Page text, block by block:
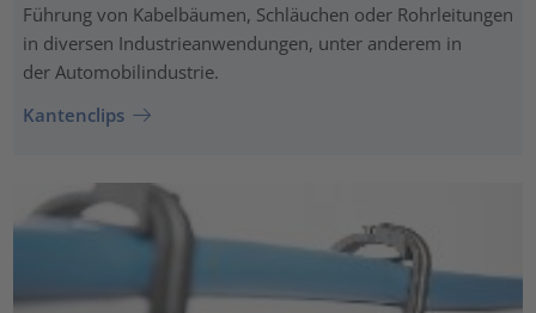
Führung von Kabelbäumen, Schläuchen oder Rohrleitungen
in diversen Industrieanwendungen, unter anderem in
der Automobilindustrie.
Kantenclips